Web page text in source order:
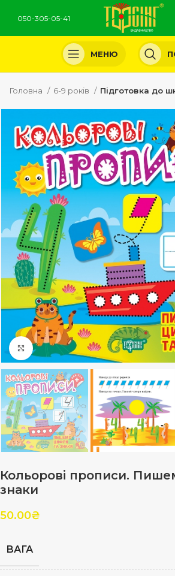
050-305-05-41
МЕНЮ
Головна 6-9 років Підготовка до
Клацніть, щоб збільшити
Кольорові прописи.
знаки
50.00₴
ВАГА